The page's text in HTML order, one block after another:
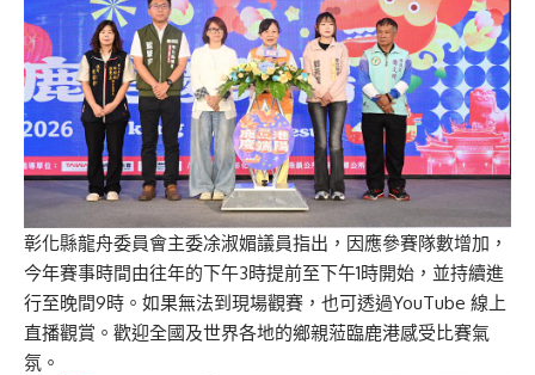
彰化縣龍舟委員會主委凃淑媚議員指出，因應參賽隊數增加，
今年賽事時間由往年的下午3時提前至下午1時開始，並持續進
行至晚間9時。如果無法到現場觀賽，也可透過YouTube 線上
直播觀賞。歡迎全國及世界各地的鄉親蒞臨鹿港感受比賽氣
氛。